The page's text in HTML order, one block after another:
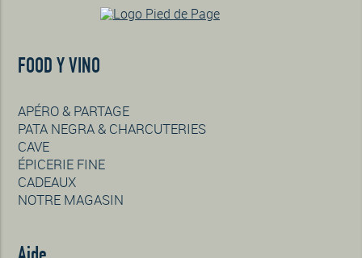
FOOD Y VINO
APÉRO & PARTAGE
PATA NEGRA & CHARCUTERIES
CAVE
ÉPICERIE FINE
CADEAUX
NOTRE MAGASIN